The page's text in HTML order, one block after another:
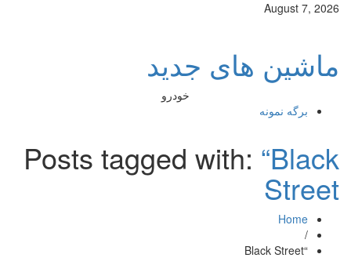
August 7, 2026
ماشین های جدید
خودرو
برگه نمونه
Posts tagged with:“Black
Street
Home
/
“Black Street